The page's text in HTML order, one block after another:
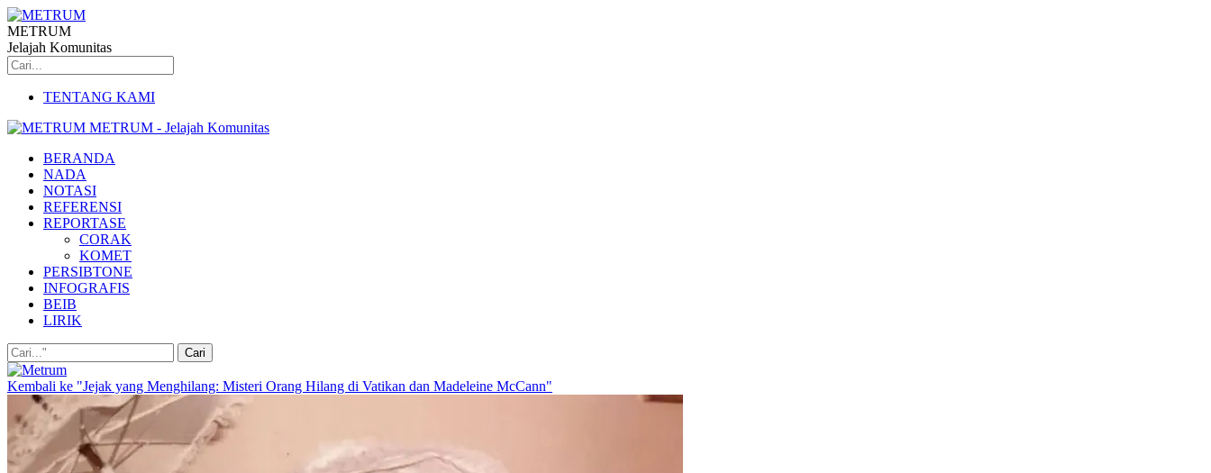
METRUM
Jelajah Komunitas
TENTANG KAMI
METRUM - Jelajah Komunitas
BERANDA
NADA
NOTASI
REFERENSI
REPORTASE
CORAK
KOMET
PERSIBTONE
INFOGRAFIS
BEIB
LIRIK
Kembali ke "Jejak yang Menghilang: Misteri Orang Hilang di Vatikan dan Madeleine McCann"